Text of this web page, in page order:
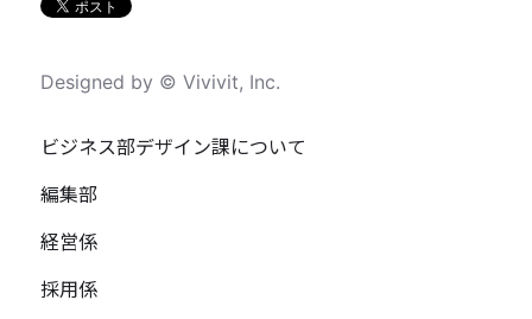
Designed by © Vivivit, Inc.
ビジネス部デザイン課について
編集部
経営係
採用係